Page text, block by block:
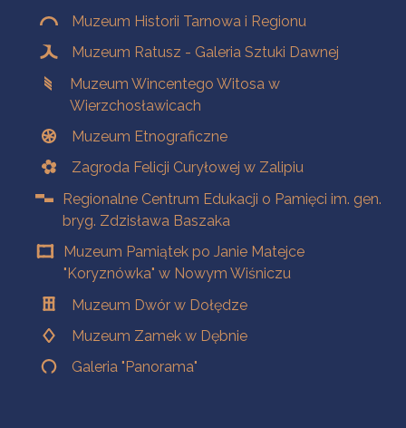
Muzeum Historii Tarnowa i Regionu
Muzeum Ratusz - Galeria Sztuki Dawnej
Muzeum Wincentego Witosa w
Wierzchosławicach
Muzeum Etnograficzne
Zagroda Felicji Curyłowej w Zalipiu
Regionalne Centrum Edukacji o Pamięci im. gen.
bryg. Zdzisława Baszaka
Muzeum Pamiątek po Janie Matejce
"Koryznówka" w Nowym Wiśniczu
Muzeum Dwór w Dołędze
Muzeum Zamek w Dębnie
Galeria "Panorama"